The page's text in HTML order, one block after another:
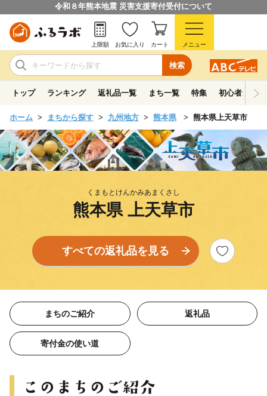
令和８年熊本地震 災害支援寄付受付について
検索
上限額 お気に入り カート メニュー
トップ ランキング 返礼品一覧 まち一覧 特集 初心者ガイド
ホーム まちから探す 九州地方 熊本県 熊本県上天草市
くまもとけんかみあまくさし
熊本県 上天草市
すべての返礼品を見る
まちのご紹介 返礼品
寄付金の使い道